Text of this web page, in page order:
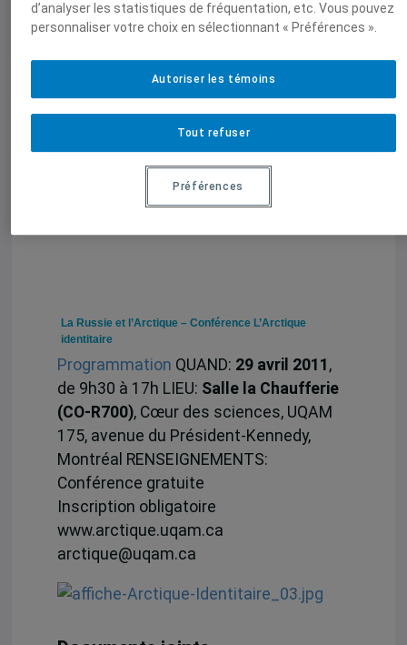
L’Union Européenne et l’Arctique – Conférence
L’Arctique identitaire
La Russie et l’Arctique
La Russie et l’Arctique – Conférence L’Arctique
identitaire
Programmation QUAND: 29 avril 2011 ,
de 9h30 à 17h LIEU: Salle la Chaufferie
(CO-R700), Cœur des sciences, UQAM
175, avenue du Président-Kennedy,
Montréal RENSEIGNEMENTS:
Conférence gratuite
Inscription obligatoire
www.arctique.uqam.ca
arctique@uqam.ca
d’analyser les statistiques de fréquentation, etc. Vous pouvez
personnaliser votre choix en sélectionnant « Préférences ».
Tout refuser
Autoriser les témoins
Préférences